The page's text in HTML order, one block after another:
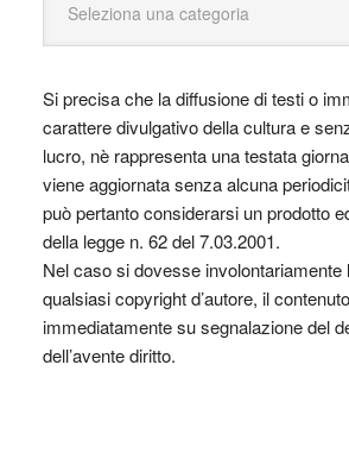
Si precisa che la diffusione di testi o
carattere divulgativo della cultura e
lucro, nè rappresenta una testata
viene aggiornata senza alcuna
può pertanto considerarsi un prodotto
della legge n. 62 del 7.03.2001.
Nel caso si dovesse involontariamente
qualsiasi copyright d’autore, il
immediatamente su segnalazione del
dell’avente diritto.